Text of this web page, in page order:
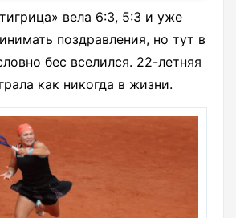
вела 6:3, 5:3 и уже
поздравления, но тут в
бес вселился. 22-летняя
как никогда в жизни.